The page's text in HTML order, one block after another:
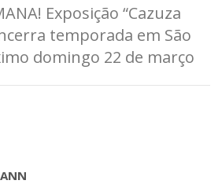
Exposição “Cazuza
temporada em São
domingo 22 de março